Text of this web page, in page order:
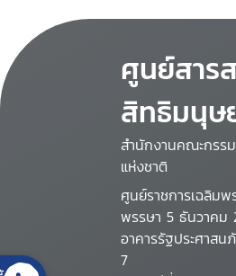
ศูนย์สาร
สิทธิมนุษ
สำนักงานคณะกรร
แห่งชาติ
ศูนย์ราชการเฉลิมพ
พรรษา 5 ธันวาคม
อาคารรัฐประศาส
7